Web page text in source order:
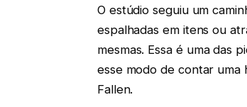
O estúdio seguiu um
espalhadas em itens ou
mesmas. Essa é uma das
esse modo de contar uma
Fallen.